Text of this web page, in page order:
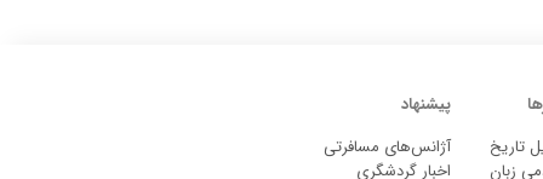
تاریخ
زبان
پیشنهاد
آژانس‌های مسافرتی
اخبار گردشگری